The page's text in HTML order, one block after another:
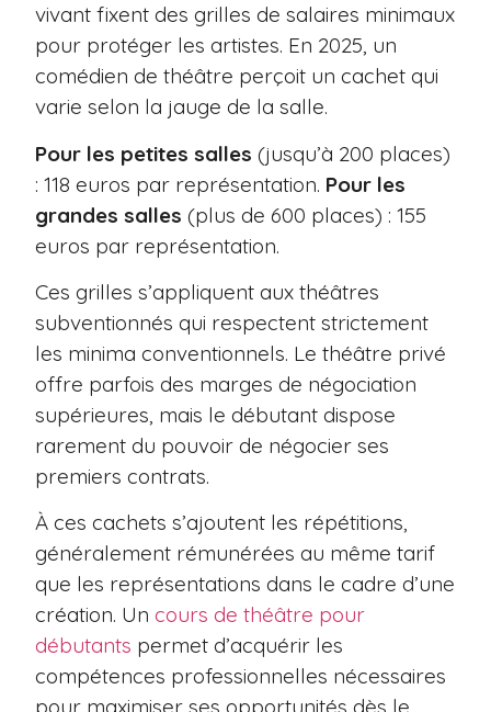
vivant fixent des grilles de salaires minimaux
pour protéger les artistes. En 2025, un
comédien de théâtre perçoit un cachet qui
varie selon la jauge de la salle.
Pour les petites salles (jusqu’à 200 places)
: 118 euros par représentation. Pour les
grandes salles (plus de 600 places) : 155
euros par représentation.
Ces grilles s’appliquent aux théâtres
subventionnés qui respectent strictement
les minima conventionnels. Le théâtre privé
offre parfois des marges de négociation
supérieures, mais le débutant dispose
rarement du pouvoir de négocier ses
premiers contrats.
À ces cachets s’ajoutent les répétitions,
généralement rémunérées au même tarif
que les représentations dans le cadre d’une
création. Un cours de théâtre pour
débutants permet d’acquérir les
compétences professionnelles nécessaires